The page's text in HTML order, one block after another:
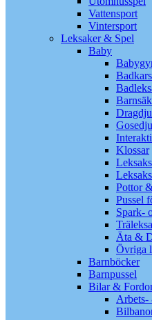
Vattensport
Vintersport
Leksaker & Spel
Baby
Klossar
Pottor
Pussel
Spark-
Äta &
Övriga
Barnböcker
Barnpussel
Bilar &
Arbets-